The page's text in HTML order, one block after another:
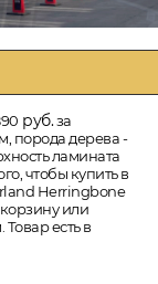
руб.за
порода дерева -
ламината
чтобы купить в
Herringbone
или
есть в